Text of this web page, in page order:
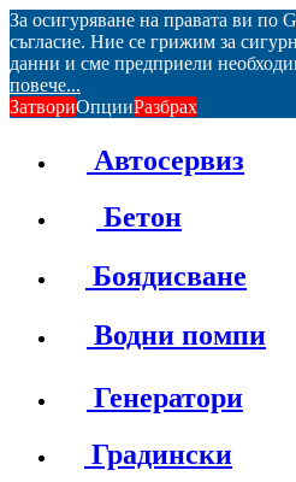
За осигуряване на правата ви по
съгласие. Ние се грижим за
данни и сме предприели
повече...
ЗатвориОпцииРазбрах
Автосервиз
Бетон
Боядисване
Водни помпи
Генератори
Градински